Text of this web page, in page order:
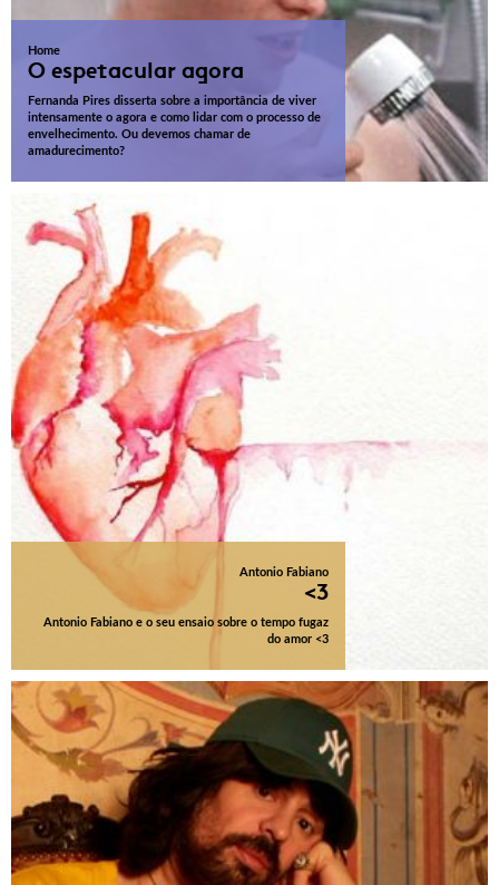
Home
O espetacular agora
Fernanda Pires disserta sobre a importância de viver
intensamente o agora e como lidar com o processo de
envelhecimento. Ou devemos chamar de
amadurecimento?
Antonio Fabiano
<3
Antonio Fabiano e o seu ensaio sobre o tempo fugaz
do amor <3